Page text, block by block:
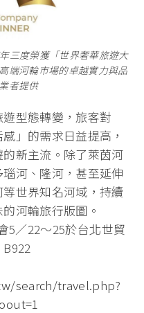
三度榮獲「世界奢華旅遊大
端河輪市場的卓越實力與品
者提供
型態轉變，旅客對
」的需求日益提高，
新主流。除了萊茵河
河、隆河，甚至延伸
世界知名河域，持續
河輪旅行版圖。
5／22～25於台北世貿
search/travel.php?